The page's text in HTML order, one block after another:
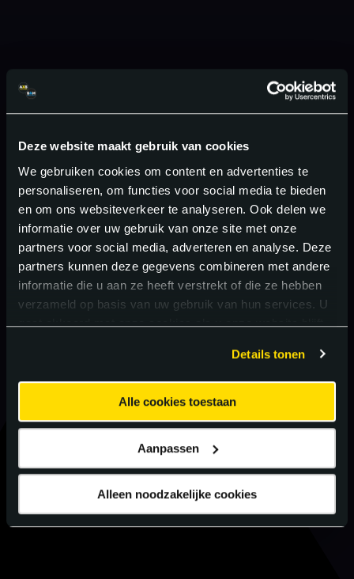
Deze website maakt gebruik van cookies
We gebruiken cookies om content en advertenties te
personaliseren, om functies voor social media te bieden
en om ons websiteverkeer te analyseren. Ook delen we
informatie over uw gebruik van onze site met onze
partners voor social media, adverteren en analyse. Deze
partners kunnen deze gegevens combineren met andere
informatie die u aan ze heeft verstrekt of die ze hebben
verzameld op basis van uw gebruik van hun services. U
gaat akkoord met onze cookies als u onze website blijft
Details tonen
Alle cookies toestaan
Aanpassen
Alleen noodzakelijke cookies